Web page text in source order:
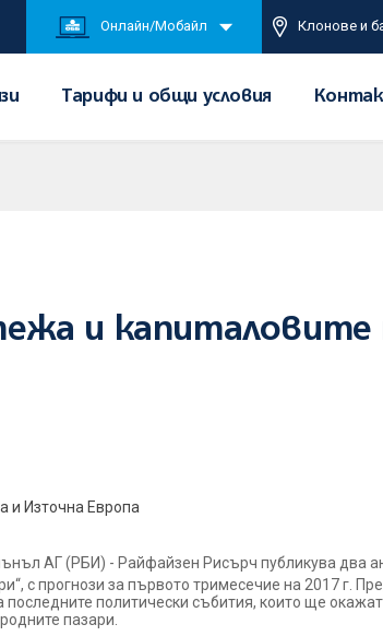
Онлайн/Мобайл Клонове и
Тарифи и общи условия
и капиталовите
и Източна Европа
АГ (РБИ) - Райфайзен Рисърч публикува два
с прогнози за първото тримесечие на 2017 г.
политически събития, които ще
пазари.